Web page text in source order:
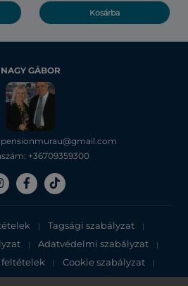
Kosárba
NAGY GÁBOR
+36709359300
| Tagsági szabályzat |
| Adatvédelmi szabályzat |
feltételek | Cookie szabályzat |
tájékoztató